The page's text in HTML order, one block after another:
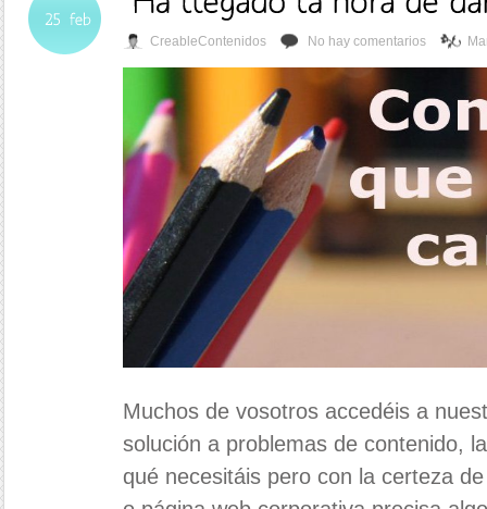
CreableContenidos No hay comentarios
Muchos de vosotros accedéis a
solución a problemas de contenido,
qué necesitáis pero con la certeza